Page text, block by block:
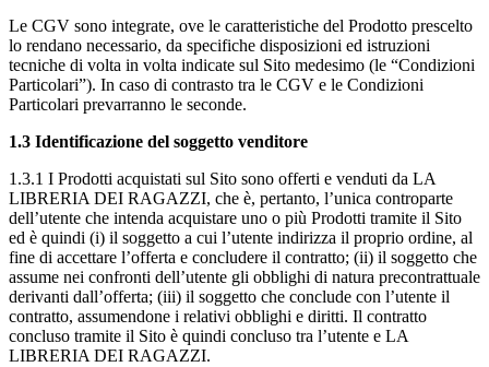
Le CGV sono integrate, ove le caratteristiche del Prodotto prescelto
lo rendano necessario, da specifiche disposizioni ed istruzioni
tecniche di volta in volta indicate sul Sito medesimo (le “Condizioni
Particolari”). In caso di contrasto tra le CGV e le Condizioni
Particolari prevarranno le seconde.
1.3 Identificazione del soggetto venditore
1.3.1 I Prodotti acquistati sul Sito sono offerti e venduti da LA
LIBRERIA DEI RAGAZZI, che è, pertanto, l’unica controparte
dell’utente che intenda acquistare uno o più Prodotti tramite il Sito
ed è quindi (i) il soggetto a cui l’utente indirizza il proprio ordine, al
fine di accettare l’offerta e concludere il contratto; (ii) il soggetto che
assume nei confronti dell’utente gli obblighi di natura precontrattuale
derivanti dall’offerta; (iii) il soggetto che conclude con l’utente il
contratto, assumendone i relativi obblighi e diritti. Il contratto
concluso tramite il Sito è quindi concluso tra l’utente e LA
LIBRERIA DEI RAGAZZI.